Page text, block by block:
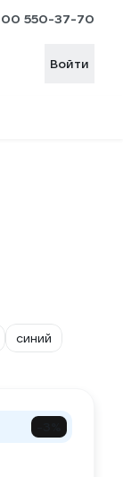
550-37-70
Войти
синий